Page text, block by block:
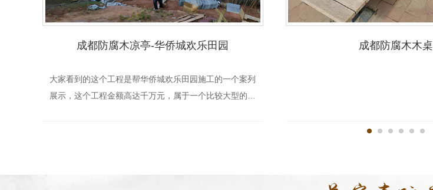
成都防腐木凉亭-华侨城欢乐田园
大家看到的这个工程是帮华侨城欢乐田园施工的一个案列
展示，这个工程金额高达千万元，属于一个比较大型的工
成都防腐木木桌